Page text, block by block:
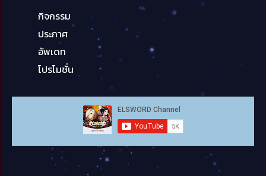
กิจกรรม
ประกาศ
อัพเดท
โปรโมชั่น